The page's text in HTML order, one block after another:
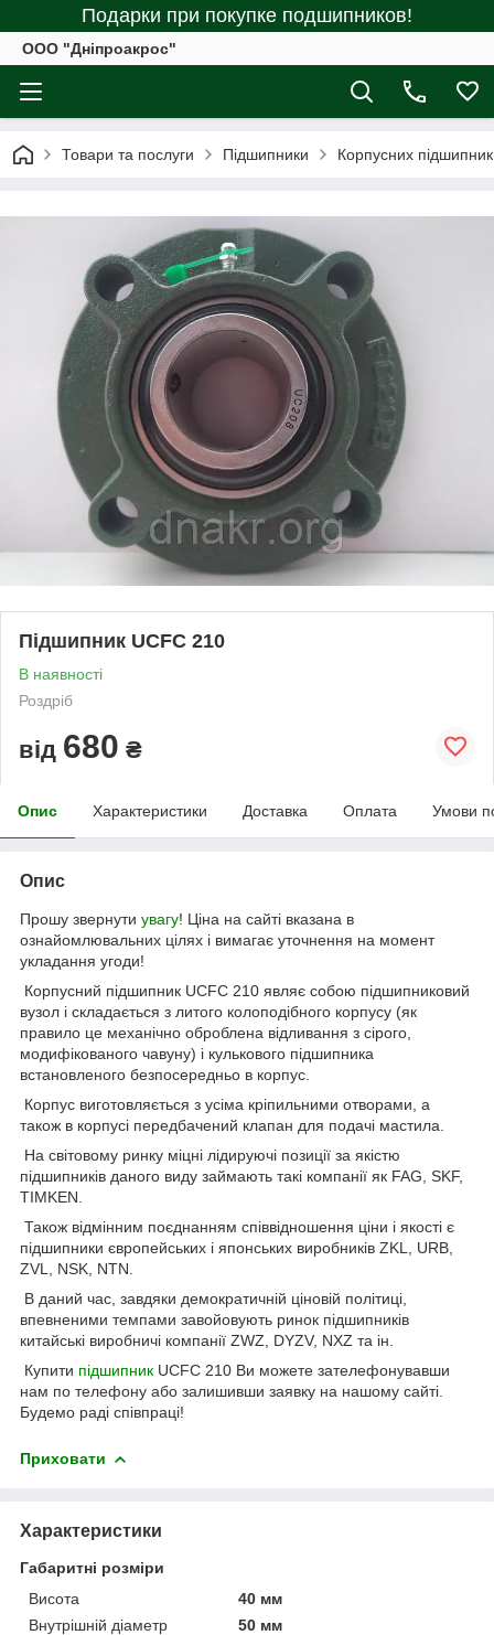
Подарки при покупке подшипников!
ООО "Дніпроакрос"
Товари та послуги Підшипники Корпусних підшипник
Підшипник UCFC 210
В наявності
Роздріб
від 680 ₴
Опис Характеристики Доставка Оплата Умови
Опис
Прошу звернути увагу! Ціна на сайті вказана в
ознайомлювальних цілях і вимагає уточнення на момент
укладання угоди!
Корпусний підшипник UCFC 210 являє собою підшипниковий
вузол і складається з литого колоподібного корпусу (як
правило це механічно оброблена відливання з сірого,
модифікованого чавуну) і кулькового підшипника
встановленого безпосередньо в корпус.
Корпус виготовляється з усіма кріпильними отворами, а
також в корпусі передбачений клапан для подачі мастила.
На світовому ринку міцні лідируючі позиції за якістю
підшипників даного виду займають такі компанії як FAG, SKF,
TIMKEN.
Також відмінним поєднанням співвідношення ціни і якості є
підшипники європейських і японських виробників ZKL, URB,
ZVL, NSK, NTN.
В даний час, завдяки демократичній ціновій політиці,
впевненими темпами завойовують ринок підшипників
китайські виробничі компанії ZWZ, DYZV, NXZ та ін.
Купити підшипник UCFC 210 Ви можете зателефонувавши
нам по телефону або залишивши заявку на нашому сайті.
Будемо раді співпраці!
Приховати
Характеристики
Габаритні розміри
Висота
40 мм
Внутрішній діаметр
50 мм